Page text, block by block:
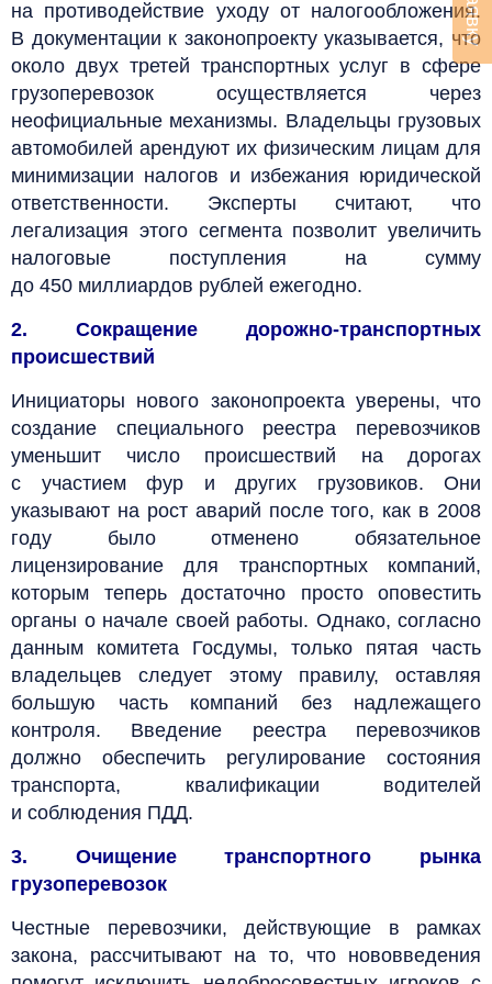
на противодействие уходу от налогообложения.
В документации к законопроекту указывается, что
около двух третей транспортных услуг в сфере
грузоперевозок осуществляется через
неофициальные механизмы. Владельцы грузовых
автомобилей арендуют их физическим лицам для
минимизации налогов и избежания юридической
ответственности. Эксперты считают, что
легализация этого сегмента позволит увеличить
налоговые поступления на сумму
до 450 миллиардов рублей ежегодно.
2. Сокращение дорожно-транспортных
происшествий
Инициаторы нового законопроекта уверены, что
создание специального реестра перевозчиков
уменьшит число происшествий на дорогах
с участием фур и других грузовиков. Они
указывают на рост аварий после того, как в 2008
году было отменено обязательное
лицензирование для транспортных компаний,
которым теперь достаточно просто оповестить
органы о начале своей работы. Однако, согласно
данным комитета Госдумы, только пятая часть
владельцев следует этому правилу, оставляя
большую часть компаний без надлежащего
контроля. Введение реестра перевозчиков
должно обеспечить регулирование состояния
транспорта, квалификации водителей
и соблюдения ПДД.
3. Очищение транспортного рынка
грузоперевозок
Честные перевозчики, действующие в рамках
закона, рассчитывают на то, что нововведения